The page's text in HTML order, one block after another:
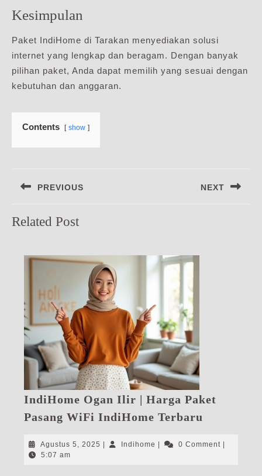
Kesimpulan
Paket IndiHome di Tarakan menyediakan solusi
internet yang lengkap dan beragam. Dengan banyak
pilihan paket, Anda dapat memilih yang sesuai dengan
kebutuhan dan anggaran.
Contents show
pos
PREVIOUS
post:
NEXT
Related Post
IndiHome Ogan Ilir | Harga Paket
Pasang WiFi IndiHome Terbaru
Ilir
Agustus 5, 2025 AgustusIndihome Indihome0 Comment
5:07 am